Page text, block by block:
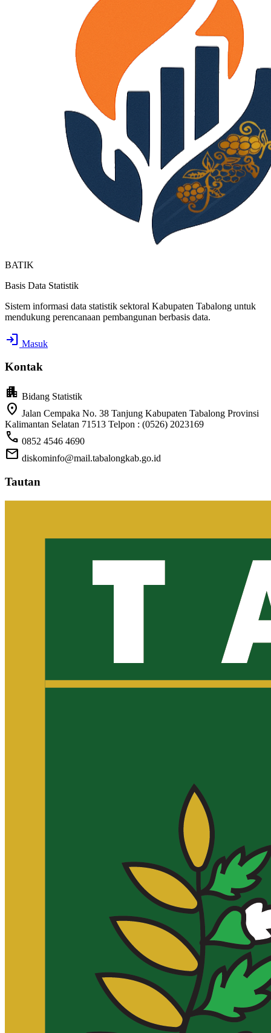
BATIK
Basis Data Statistik
Sistem informasi data statistik sektoral Kabupaten Tabalong untuk
mendukung perencanaan pembangunan berbasis data.
login Masuk
Kontak
apartment Bidang Statistik
location_on Jalan Cempaka No. 38 Tanjung Kabupaten Tabalong Provinsi
Kalimantan Selatan 71513 Telpon : (0526) 2023169
call 0852 4546 4690
mail diskominfo@mail.tabalongkab.go.id
Tautan